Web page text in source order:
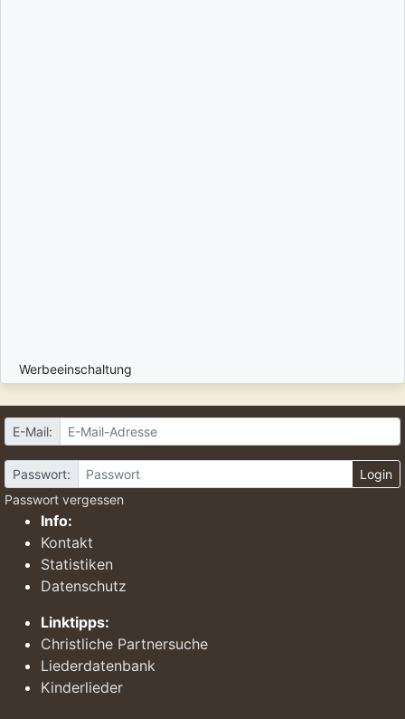
Werbeeinschaltung
E-Mail:
Passwort:
Login
Passwort vergessen
Info:
Kontakt
Statistiken
Datenschutz
Linktipps:
Christliche Partnersuche
Liederdatenbank
Kinderlieder